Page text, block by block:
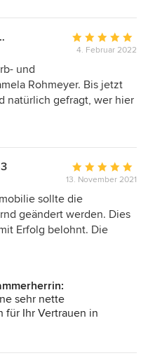
Bewertung:
von
5
4. Februar 2022
und
Rohmeyer. Bis jetzt
natürlich gefragt, wer hier
Vielen Dank nochmal!
Bewertung:
5
von
5
13. November 2021
sollte die
geändert werden. Dies
Erfolg belohnt. Die
sehr froh, dass mich
aufmerksam gemacht
sehr nette
für Ihr Vertrauen in